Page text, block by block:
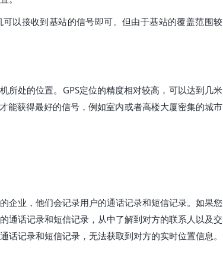
以接收到基站的信号即可。但由于基站的覆盖范围较
所处的位置。GPS定位的精度相对较高，可以达到几米
能获得最好的信号，例如室内或者高楼大厦密集的城市
企业，他们会记录用户的通话记录和短信记录。如果您
通话记录和短信记录，从中了解到对方的联系人以及交
记录和短信记录，无法获取到对方的实时位置信息。